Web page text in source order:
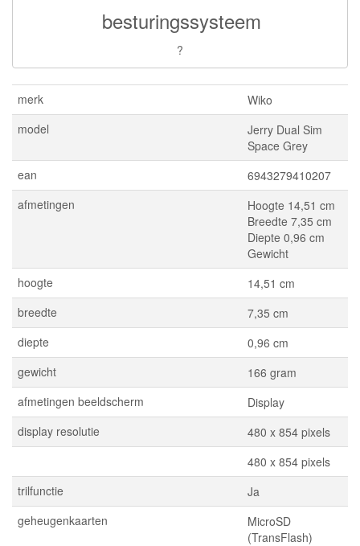
besturingssysteem
?
merk
Wiko
model
Jerry Dual Sim
Space Grey
ean
6943279410207
afmetingen
Hoogte 14,51 cm
Breedte 7,35 cm
Diepte 0,96 cm
Gewicht
hoogte
14,51 cm
breedte
7,35 cm
diepte
0,96 cm
gewicht
166 gram
afmetingen beeldscherm
Display
display resolutie
480 x 854 pixels
480 x 854 pixels
trilfunctie
Ja
geheugenkaarten
MicroSD
(TransFlash)